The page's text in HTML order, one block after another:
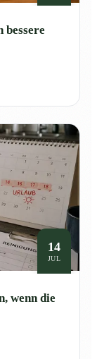
bessere
14
JUL
wenn die